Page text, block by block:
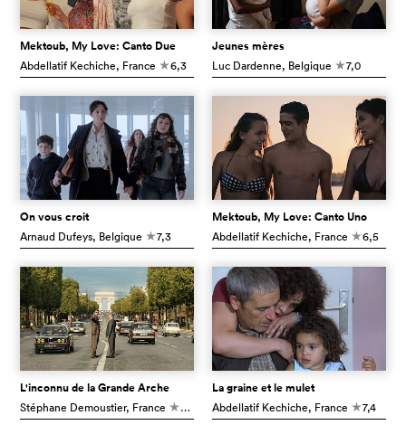
Mektoub, My Love: Canto Due
Abdellatif Kechiche, France c6,3
Jeunes mères
Luc Dardenne, Belgique c7,0
On vous croit
Arnaud Dufeys, Belgique c7,3
Mektoub, My Love: Canto Uno
Abdellatif Kechiche, France c6,5
L'inconnu de la Grande Arche
Stéphane Demoustier, France c6,9
La graine et le mulet
Abdellatif Kechiche, France c7,4